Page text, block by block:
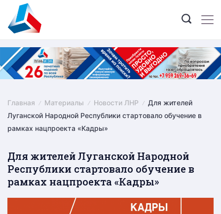
content
Главная Материалы Новости ЛНР
Для жителей
Луганской Народной Республики стартовало обучение в
рамках нацпроекта «Кадры»
Для жителей Луганской Народной
Республики стартовало обучение в
рамках нацпроекта «Кадры»